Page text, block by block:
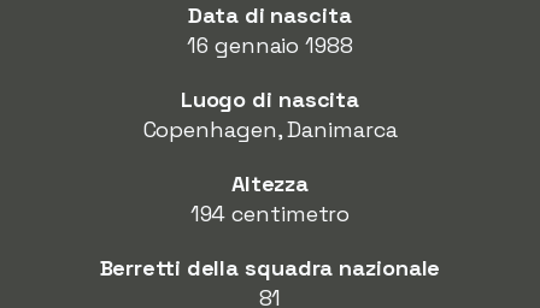
Data di nascita
16 gennaio 1988
Luogo di nascita
Copenhagen, Danimarca
Altezza
194 centimetro
Berretti della squadra nazionale
81